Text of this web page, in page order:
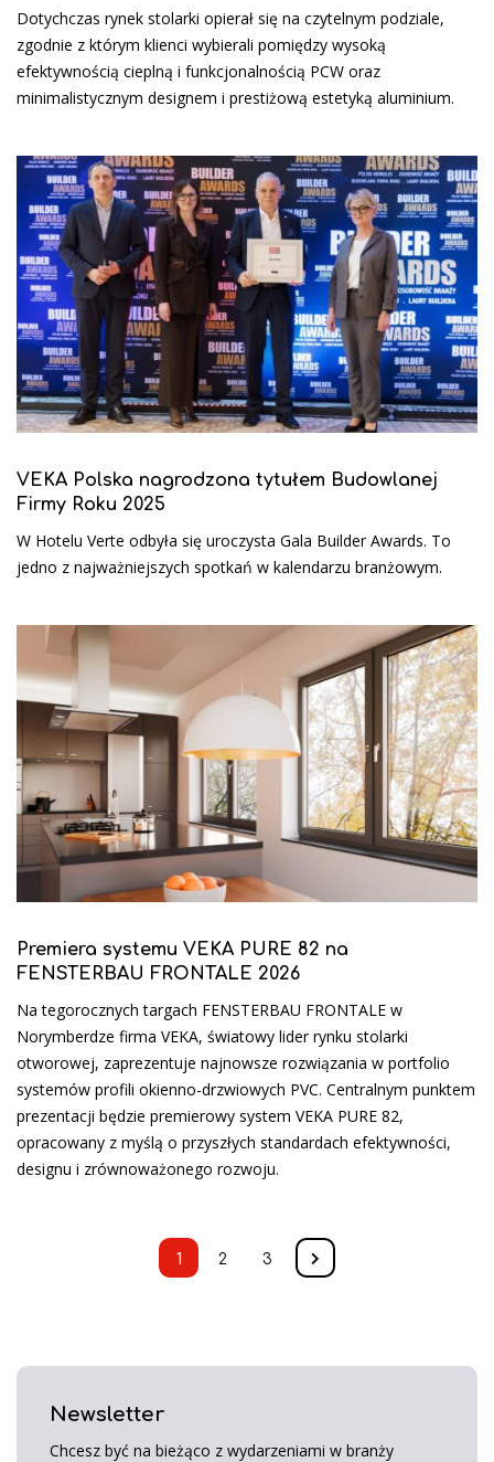
Dotychczas rynek stolarki opierał się na czytelnym podziale,
zgodnie z którym klienci wybierali pomiędzy wysoką
efektywnością cieplną i funkcjonalnością PCW oraz
minimalistycznym designem i prestiżową estetyką aluminium.
VEKA Polska nagrodzona tytułem Budowlanej
Firmy Roku 2025
W Hotelu Verte odbyła się uroczysta Gala Builder Awards. To
jedno z najważniejszych spotkań w kalendarzu branżowym.
Premiera systemu VEKA PURE 82 na
FENSTERBAU FRONTALE 2026
Na tegorocznych targach FENSTERBAU FRONTALE w
Norymberdze firma VEKA, światowy lider rynku stolarki
otworowej, zaprezentuje najnowsze rozwiązania w portfolio
systemów profili okienno-drzwiowych PVC. Centralnym punktem
prezentacji będzie premierowy system VEKA PURE 82,
opracowany z myślą o przyszłych standardach efektywności,
designu i zrównoważonego rozwoju.
1 2 3
Newsletter
Chcesz być na bieżąco z wydarzeniami w branży